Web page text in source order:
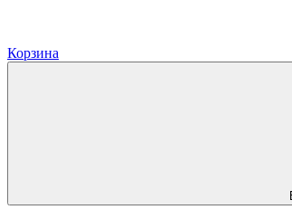
Корзина